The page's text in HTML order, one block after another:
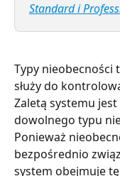
Standard i
Typy nieobecności
służy do
Zaletą systemu
dowolnego typu
Ponieważ
bezpośrednio
system obejmuje